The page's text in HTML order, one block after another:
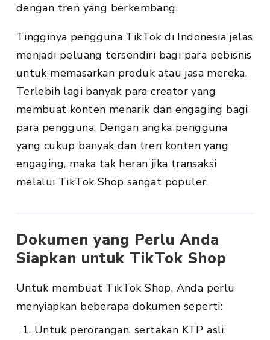
dengan tren yang berkembang.
Tingginya pengguna TikTok di Indonesia jelas
menjadi peluang tersendiri bagi para pebisnis
untuk memasarkan produk atau jasa mereka.
Terlebih lagi banyak para creator yang
membuat konten menarik dan engaging bagi
para pengguna. Dengan angka pengguna
yang cukup banyak dan tren konten yang
engaging, maka tak heran jika transaksi
melalui TikTok Shop sangat populer.
Dokumen yang Perlu Anda
Siapkan untuk TikTok Shop
Untuk membuat TikTok Shop, Anda perlu
menyiapkan beberapa dokumen seperti:
Untuk perorangan, sertakan KTP asli.